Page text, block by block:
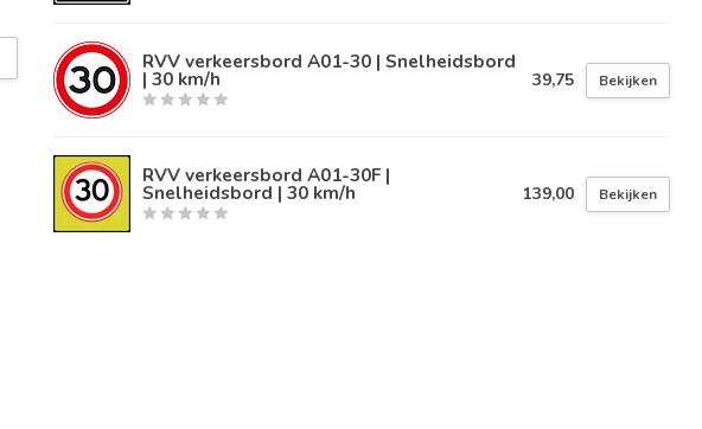
RVV verkeersbord A01-30 | Snelheidsbord
| 30 km/h 39,75 Bekijken
RVV verkeersbord A01-30F |
Snelheidsbord | 30 km/h 139,00 Bekijken